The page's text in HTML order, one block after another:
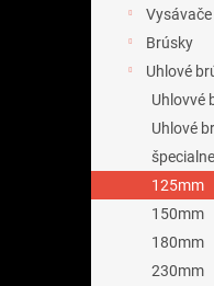
Vysávače
Brúsky
Uhlové
Uhlovvé
Uhlové
125mm
150mm
180mm
230mm